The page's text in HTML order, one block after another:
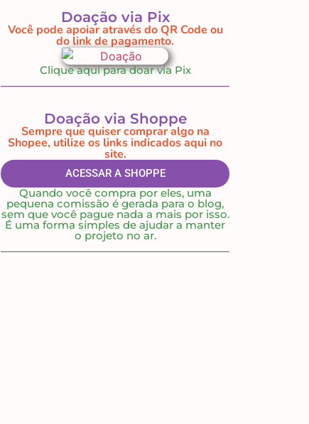
Doação via Pix
Você pode apoiar através do QR Code ou
do link de pagamento.
Clique aqui para doar via Pix
Doação via Shoppe
Sempre que quiser comprar algo na
Shopee, utilize os links indicados aqui no
site.
ACESSAR A SHOPPE
Quando você compra por eles, uma
pequena comissão é gerada para o blog,
sem que você pague nada a mais por isso.
É uma forma simples de ajudar a manter
o projeto no ar.